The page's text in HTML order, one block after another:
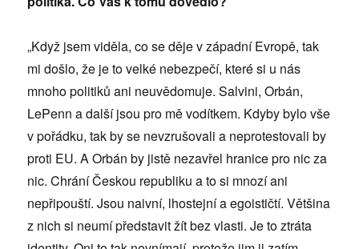
„Když jsem viděla, co se děje v západní Evropě, tak
mi došlo, že je to velké nebezpečí, které si u nás
mnoho politiků ani neuvědomuje. Salvini, Orbán,
LePenn a další jsou pro mě vodítkem. Kdyby bylo vše
v pořádku, tak by se nevzrušovali a neprotestovali by
proti EU. A Orbán by jistě nezavřel hranice pro nic za
nic. Chrání Českou republiku a to si mnozí ani
nepřipouští. Jsou naivní, lhostejní a egoističtí. Většina
z nich si neumí představit žít bez vlasti. Je to ztráta